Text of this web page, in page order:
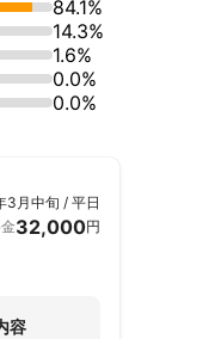
84.1%
14.3%
1.6%
0.0%
0.0%
3月中旬 / 平日
32,000円
容